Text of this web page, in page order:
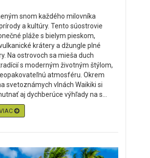
snom každého milovníka
a kultúry. Tento súostrovie
pláže s bielym pieskom,
krátery a džungle plné
Na ostrovoch sa mieša duch
s moderným životným štýlom,
atmosféru. Okrem
svetoznámych vlnách Waikiki si
aj dychberúce výhľady na s...